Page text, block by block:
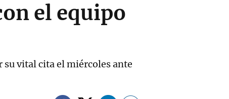
el equipo
vital cita el miércoles ante